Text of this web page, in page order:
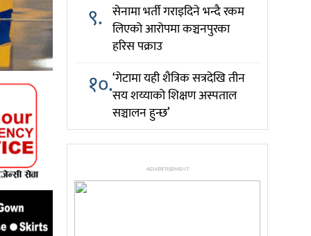
९. सेनामा भर्ती गराइदिने भन्दै रकम
लिएको आरोपमा कञ्चनपुरका
हरिस पक्राउ
१०.‘गेटामा यही शैत्रिक सत्रदेखि तीन
सय शय्याको शिक्षण अस्पताल
सञ्चालन हुन्छ’
ADVERTISEMENT